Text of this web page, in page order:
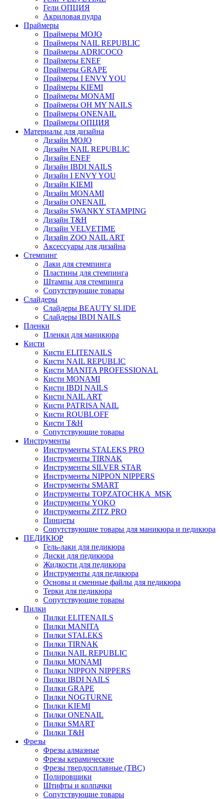
Гели ОПЦИЯ
Акриловая пудра
Праймеры
Праймеры MOJO
Праймеры NAIL REPUBLIC
Праймеры ADRICOCO
Праймеры ENEF
Праймеры GRAPE
Праймеры I ENVY YOU
Праймеры KIEMI
Праймеры MONAMI
Праймеры OH MY NAILS
Праймеры ONENAIL
Праймеры ОПЦИЯ
Материалы для дизайна
Дизайн MOJO
Дизайн NAIL REPUBLIC
Дизайн ENEF
Дизайн IBDI NAILS
Дизайн I ENVY YOU
Дизайн KIEMI
Дизайн MONAMI
Дизайн ONENAIL
Дизайн SWANKY STAMPING
Дизайн T&H
Дизайн VELVETIME
Дизайн ZOO NAIL ART
Аксессуары для дизайна
Стемпинг
Лаки для стемпинга
Пластины для стемпинга
Штампы для стемпинга
Сопутствующие товары
Слайдеры
Слайдеры BEAUTY SLIDE
Слайдеры IBDI NAILS
Пленки
Пленки для маникюра
Кисти
Кисти ELITENAILS
Кисти NAIL REPUBLIC
Кисти MANITA PROFESSIONAL
Кисти MONAMI
Кисти IBDI NAILS
Кисти NAIL ART
Кисти PATRISA NAIL
Кисти ROUBLOFF
Кисти T&H
Сопутствующие товары
Инструменты
Инструменты STALEKS PRO
Инструменты TIRNAK
Инструменты SILVER STAR
Инструменты NIPPON NIPPERS
Инструменты SMART
Инструменты TOPZATOCHKA_MSK
Инструменты YOKO
Инструменты ZITZ PRO
Пинцеты
Сопутствующие товары для маникюра и педикюра
ПЕДИКЮР
Гель-лаки для педикюра
Диски для педикюра
Жидкости для педикюра
Инструменты для педикюра
Основы и сменные файлы для педикюра
Терки для педикюра
Сопутствующие товары
Пилки
Пилки ELITENAILS
Пилки MANITA
Пилки STALEKS
Пилки TIRNAK
Пилки NAIL REPUBLIC
Пилки MONAMI
Пилки NIPPON NIPPERS
Пилки IBDI NAILS
Пилки GRAPE
Пилки NOGTURNE
Пилки KIEMI
Пилки ONENAIL
Пилки SMART
Пилки T&H
Фрезы
Фрезы алмазные
Фрезы керамические
Фрезы твердосплавные (ТВС)
Полировщики
Штифты и колпачки
Сопутствующие товары